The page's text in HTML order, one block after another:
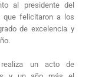
al presidente del
que felicitaron a los
de excelencia y
realiza un acto de